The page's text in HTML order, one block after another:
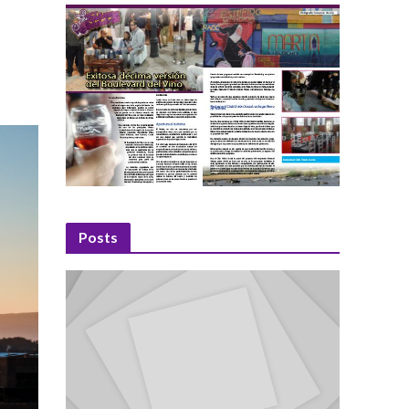
Posts